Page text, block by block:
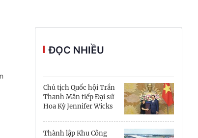
Cần Thơ
Điện Biên
ĐỌC NHIỀU
Chủ tịch Quốc hội Trần
Thanh Mẫn tiếp Đại sứ
Hoa Kỳ Jennifer Wicks
Thành lập Khu Công